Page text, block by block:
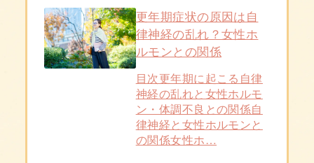
更年期症状の原因は自
律神経の乱れ？女性ホ
ルモンとの関係
目次更年期に起こる自律
神経の乱れと女性ホルモ
ン・体調不良との関係自
律神経と女性ホルモンと
の関係女性ホ…